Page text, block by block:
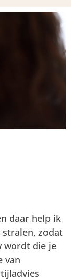
daar help ik
zodat
wordt die je
van